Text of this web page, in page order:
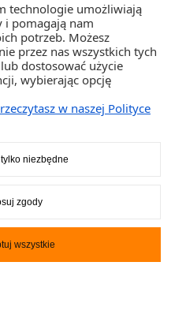
922 Radzionków, śląskie NIP: 645-241-94-
technologie umożliwiają
i pomagają nam
potrzeb. Możesz
przez nas wszystkich tych
dostosować użycie
wybierając opcję
w naszej Polityce
niezbędne
zgody
wszystkie